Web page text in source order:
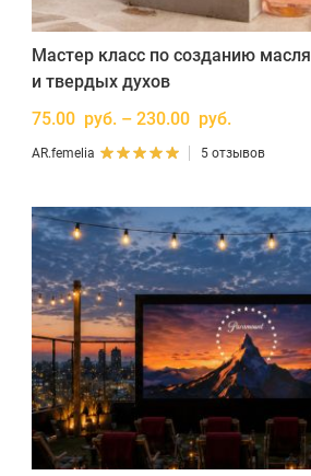
Мастер класс по созданию
и твердых духов
75.00 руб. – 230.00 руб.
AR.femelia 5 отзывов